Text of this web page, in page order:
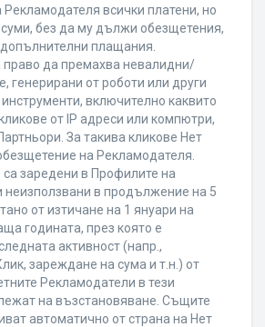
всички платени, но
без да му дължи обезщетения,
плащания.
да премахва невалидни/
генерирани от роботи или други
включително каквито
от IP адреси или компютри,
За такива кликове Нет
на Рекламодателя.
са заредени в Профилите на
неизползвани в продължение на 5
от изтичане на 1 януари на
годината, през която е
активност (напр.,
зареждане на сума и т.н.) от
Рекламодатели в тези
на възстановяване. Същите
автоматично от страна на Нет